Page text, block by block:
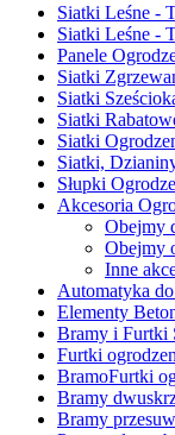
Siatki Leśne -
Siatki Leśne -
Panele
Siatki
Siatki
Siatki
Siatki
Siatki,
Słupki
Akcesoria
Obejmy
Obejmy
Inne
Automatyka
Elementy
Bramy i Furtki
Furtki
BramoFurtki
Bramy
Bramy